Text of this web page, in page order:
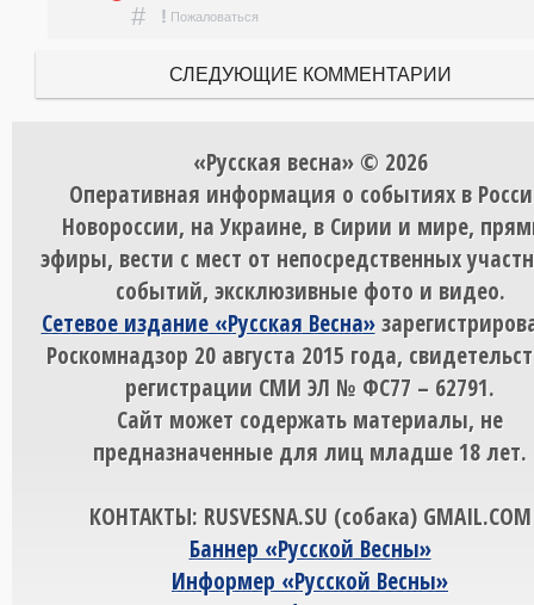
# ! Пожаловаться
СЛЕДУЮЩИЕ КОММЕНТАРИИ
«Русская весна» © 2026
Оперативная информация о событиях в
Новороссии, на Украине, в Сирии и мире,
эфиры, вести с мест от непосредственных
событий, эксклюзивные фото и видео.
Сетевое издание «Русская Весна»
Роскомнадзор 20 августа 2015 года,
регистрации СМИ ЭЛ № ФС77 – 62791.
Сайт может содержать материалы, не
предназначенные для лиц младше 18 лет.
КОНТАКТЫ: RUSVESNA.SU (собака) GMAIL.COM
Баннер «Русской Весны»
Информер «Русской Весны»